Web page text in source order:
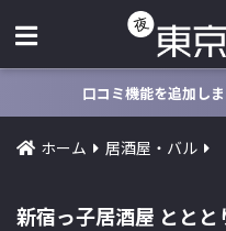
口コミ機能を追加し
ホーム 居酒屋・バル
新宿っ子居酒屋 ととと